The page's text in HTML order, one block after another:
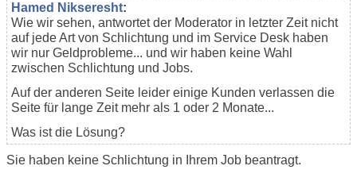
Hamed Nikseresht:
Wie wir sehen, antwortet der Moderator in letzter Zeit nicht
auf jede Art von Schlichtung und im Service Desk haben
wir nur Geldprobleme... und wir haben keine Wahl
zwischen Schlichtung und Jobs.
Auf der anderen Seite leider einige Kunden verlassen die
Seite für lange Zeit mehr als 1 oder 2 Monate...
Was ist die Lösung?
Sie haben keine Schlichtung in Ihrem Job beantragt.